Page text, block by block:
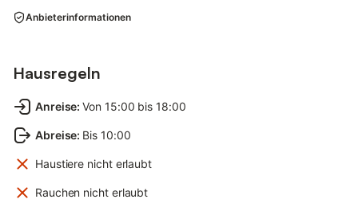
Anbieterinformationen
Hausregeln
Anreise: Von 15:00 bis 18:00
Abreise: Bis 10:00
Haustiere nicht erlaubt
Rauchen nicht erlaubt